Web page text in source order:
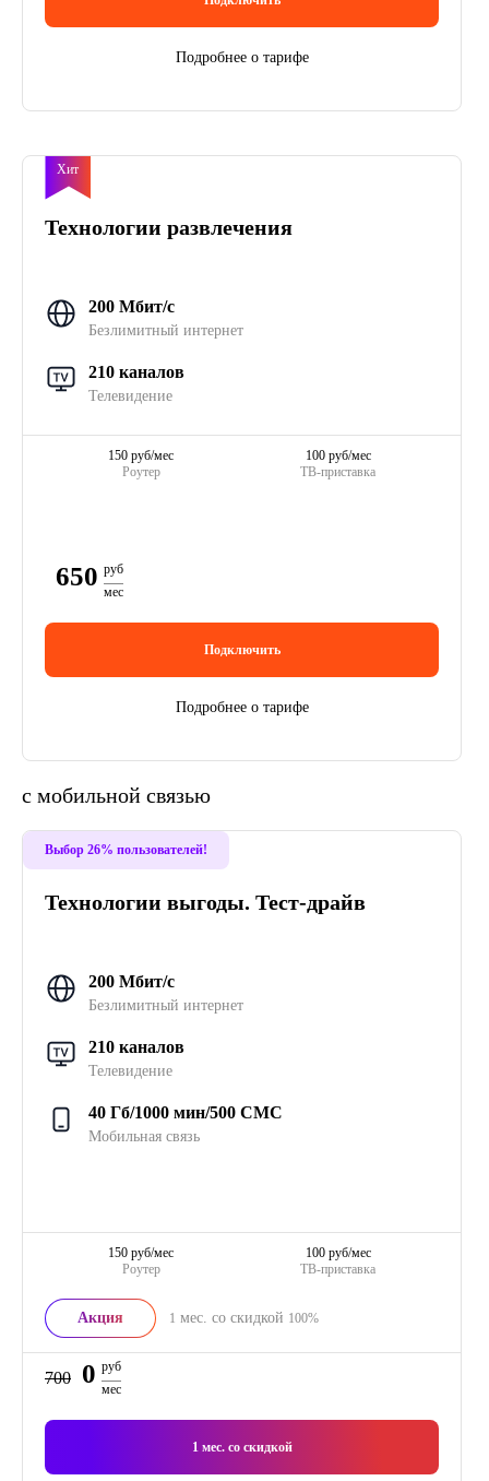
Подробнее о тарифе
Хит
Технологии развлечения
200 Мбит/с
Безлимитный интернет
210 каналов
Телевидение
Роутер
150 руб/мес
ТВ-приставка
100 руб/мес
650 руб
мес
Подключить
Подробнее о тарифе
с мобильной связью
Выбор 26% пользователей!
Технологии выгоды. Тест-драйв
200 Мбит/с
Безлимитный интернет
210 каналов
Телевидение
40 Гб/1000 мин/500 СМС
Мобильная связь
Роутер
150 руб/мес
ТВ-приставка
100 руб/мес
Акция 1 мес. со скидкой 100%
700 0 руб
мес
1мес. со скидкой